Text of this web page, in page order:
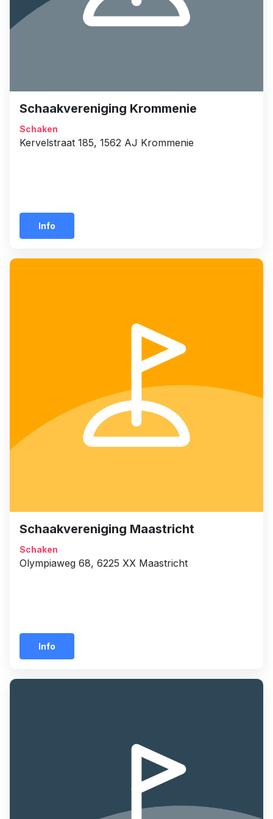
Schaakvereniging Krommenie
Schaken
Kervelstraat 185, 1562 AJ Krommenie
Info
Schaakvereniging Maastricht
Schaken
Olympiaweg 68, 6225 XX Maastricht
Info